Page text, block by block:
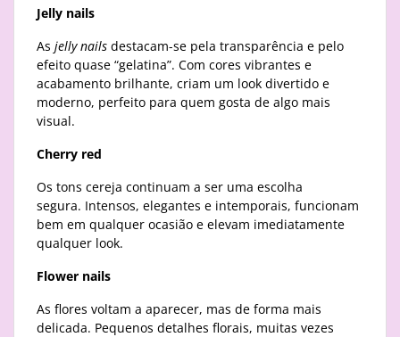
Jelly nails
As jelly nails destacam-se pela transparência e pelo
efeito quase “gelatina”. Com cores vibrantes e
acabamento brilhante, criam um look divertido e
moderno, perfeito para quem gosta de algo mais
visual.
Cherry red
Os tons cereja continuam a ser uma escolha
segura. Intensos, elegantes e intemporais, funcionam
bem em qualquer ocasião e elevam imediatamente
qualquer look.
Flower nails
As flores voltam a aparecer, mas de forma mais
delicada. Pequenos detalhes florais, muitas vezes